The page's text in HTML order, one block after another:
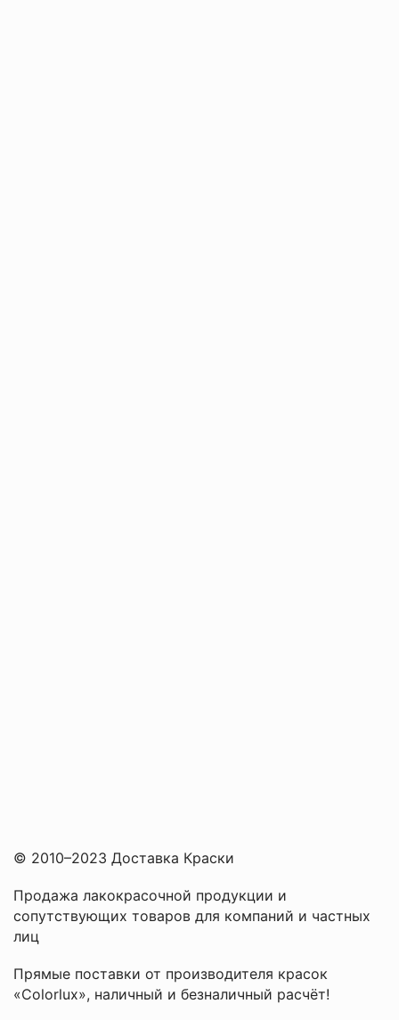
© 2010–2023 Доставка Краски
Продажа лакокрасочной продукции и
сопутствующих товаров для компаний и частных
лиц
Прямые поставки от производителя красок
«Colorlux», наличный и безналичный расчёт!